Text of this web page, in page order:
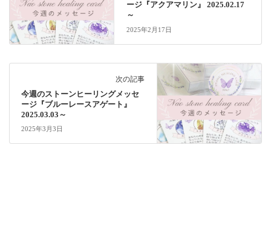
ージ『アクアマリン』 2025.02.17
～
2025年2月17日
次の記事
今週のストーンヒーリングメッセ
ージ『ブルーレースアゲート』
2025.03.03～
2025年3月3日